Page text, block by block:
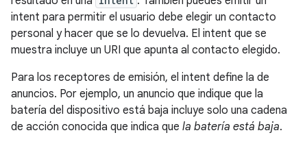
intent para permitir el usuario debe elegir un contacto
personal y hacer que se lo devuelva. El intent que se
muestra incluye un URI que apunta al contacto elegido.
Para los receptores de emisión, el intent define la de
anuncios. Por ejemplo, un anuncio que indique que la
batería del dispositivo está baja incluye solo una cadena
de acción conocida que indica que la batería está baja.